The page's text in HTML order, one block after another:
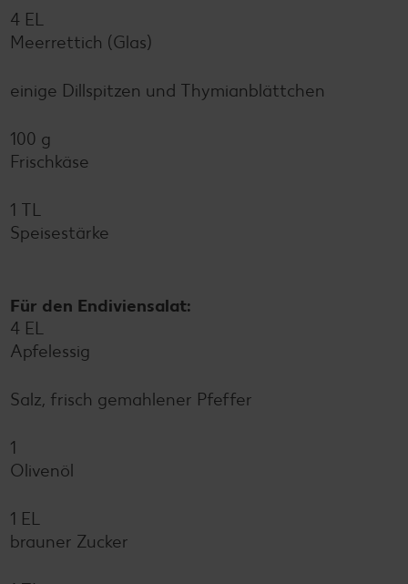
4 EL
Meerrettich (Glas)
einige Dillspitzen und Thymianblättchen
100 g
Frischkäse
1 TL
Speisestärke
Für den Endiviensalat:
4 EL
Apfelessig
Salz, frisch gemahlener Pfeffer
1
Olivenöl
1 EL
brauner Zucker